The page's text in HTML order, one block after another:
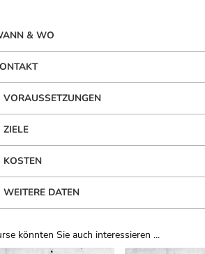
& WO
VORAUSSETZUNGEN
ZIELE
KOSTEN
WEITERE DATEN
könnten Sie auch interessieren ...